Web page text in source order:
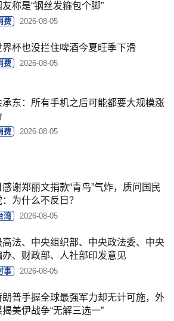
友称是“钢丝发箍包个脚”
费 2026-08-05
界杯也没拦住啤酒今夏旺季下滑
费 2026-08-05
承东：所有手机之后可能都要大规模涨
费 2026-08-05
感谢郑丽文捐款“青鸟”气炸，质问国民
：为什么不反日？
湾 2026-08-05
高法、中央组织部、中央政法委、中央
办、财政部、人社部印发意见
事 2026-08-05
朗普手握全球最强军力却无计可施，外
揭美伊战争“无解三选一”